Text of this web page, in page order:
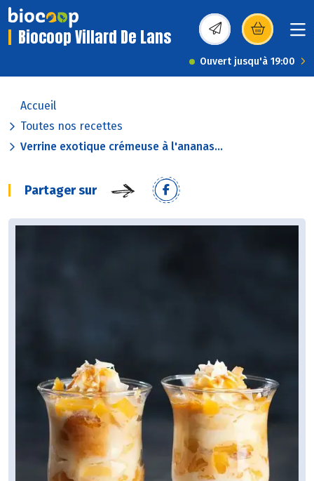
Biocoop Villard De Lans (s’ouvre dans une
Ouvert jusqu'à 19:00
Accueil
Toutes nos recettes
Verrine exotique crémeuse à l'ananas...
Partager sur